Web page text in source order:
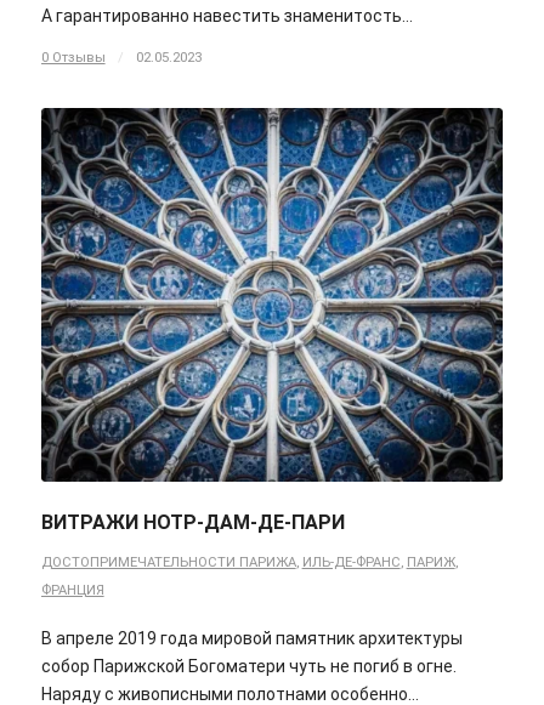
А гарантированно навестить знаменитость…
0 Отзывы / 02.05.2023
ВИТРАЖИ НОТР-ДАМ-ДЕ-ПАРИ
ДОСТОПРИМЕЧАТЕЛЬНОСТИ ПАРИЖА, ИЛЬ-ДЕ-ФРАНС, ПАРИЖ,
ФРАНЦИЯ
В апреле 2019 года мировой памятник архитектуры
собор Парижской Богоматери чуть не погиб в огне.
Наряду с живописными полотнами особенно…